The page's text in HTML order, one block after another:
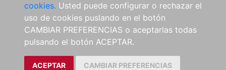
cookies. Usted puede configurar o rechazar el
uso de cookies puslando en el botón
CAMBIAR PREFERENCIAS o aceptarlas todas
pulsando el botón ACEPTAR.
ACEPTAR CAMBIAR PREFERENCIAS